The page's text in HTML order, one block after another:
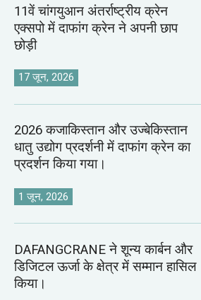
11वें चांगयुआन अंतर्राष्ट्रीय क्रेन
एक्सपो में दाफांग क्रेन ने अपनी छाप
छोड़ी
17 जून, 2026
2026 कजाकिस्तान और उज्बेकिस्तान
धातु उद्योग प्रदर्शनी में दाफांग क्रेन का
प्रदर्शन किया गया।
1 जून, 2026
DAFANGCRANE ने शून्य कार्बन और
डिजिटल ऊर्जा के क्षेत्र में सम्मान हासिल
किया।